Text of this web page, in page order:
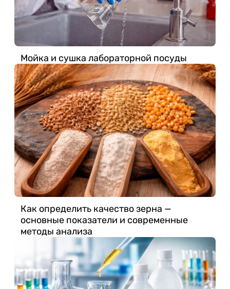
Мойка и сушка лабораторной посуды
Как определить качество зерна —
основные показатели и современные
методы анализа